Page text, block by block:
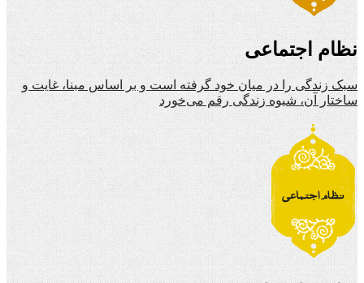
نظام اجتماعی
سبک زندگی را در میان خود گرفته است و بر اساس مبنا، غایت و
ساختار آن، شیوه زندگی رقم می‌خورد